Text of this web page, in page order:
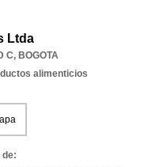
Ltda
C, BOGOTA
alimenticios
de: